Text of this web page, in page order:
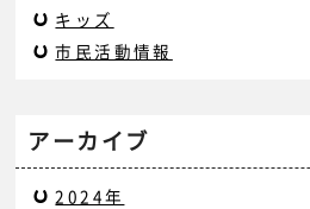
キッズ
市民活動情報
アーカイブ
2024年